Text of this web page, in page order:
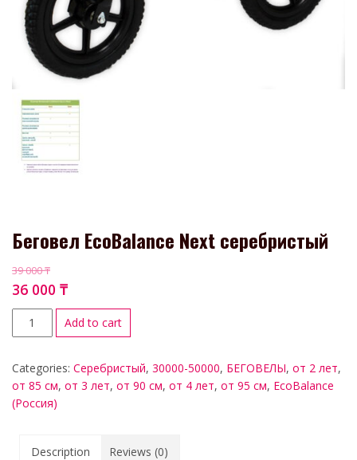
Беговел ЕcoBalance Next серебристый
39 000₸
36 000 ₸
Add to cart
Categories: Серебристый, 30000-50000, БЕГОВЕЛЫ, от 2 лет,
от 85 см, от 3 лет, от 90 см, от 4 лет, от 95 см, EcoBalance
(Россия)
Description Reviews (0)